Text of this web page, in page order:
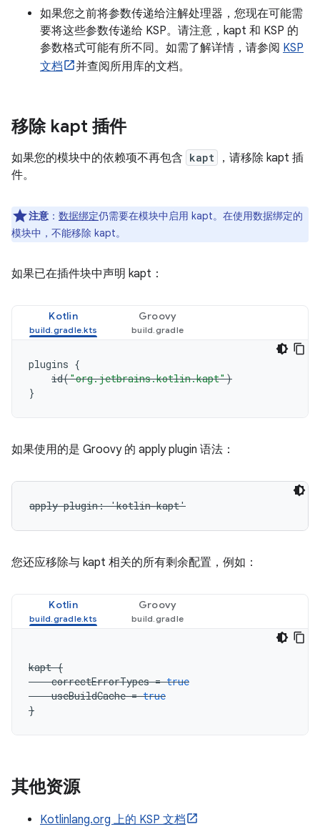
如果您之前将参数传递给注解处理器，您现在可能需
要将这些参数传递给 KSP。请注意，kapt 和 KSP 的
参数格式可能有所不同。如需了解详情，请参阅 KSP
文档
并查阅所用库的文档。
移除 kapt 插件
如果您的模块中的依赖项不再包含 kapt
，请移除 kapt 插
件。
注意 ： 数据绑定仍需要在模块中启用 kapt。在使用数据绑定的
模块中，不能移除 kapt。
如果已在插件块中声明 kapt：
Kotlin Groovy
plugins {
id("org.jetbrains.kotlin.kapt")
}
如果使用的是 Groovy 的 apply plugin 语法：
apply plugin: 'kotlin-kapt'
您还应移除与 kapt 相关的所有剩余配置，例如：
Kotlin Groovy
kapt {
correctErrorTypes = true
useBuildCache = true
}
其他资源
Kotlinlang.org 上的 KSP 文档